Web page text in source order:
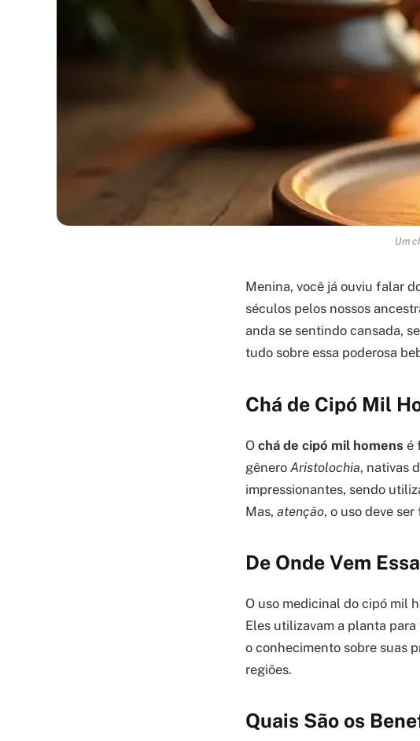
Um
Menina, você já ouviu falar
séculos pelos nossos
anda se sentindo cansada,
tudo sobre essa poderosa
Chá de Cipó Mil
O chá de cipó mil homens é
gênero Aristolochia, nativas
impressionantes, sendo
Mas, atenção, o uso deve
De Onde Vem
O uso medicinal do cipó mil
Eles utilizavam a planta
o conhecimento sobre suas
regiões.
Quais São os